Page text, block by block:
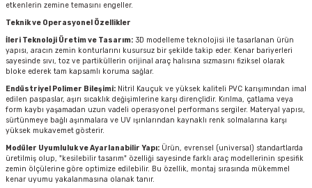
etkenlerin zemine temasını engeller.
Teknik ve Operasyonel Özellikler
İleri Teknoloji Üretim ve Tasarım: 3D modelleme teknolojisi ile tasarlanan ürün
yapısı, aracın zemin konturlarını kusursuz bir şekilde takip eder. Kenar bariyerleri
sayesinde sıvı, toz ve partiküllerin orijinal araç halısına sızmasını fiziksel olarak
bloke ederek tam kapsamlı koruma sağlar.
Endüstriyel Polimer Bileşimi: Nitril Kauçuk ve yüksek kaliteli PVC karışımından imal
edilen paspaslar, aşırı sıcaklık değişimlerine karşı dirençlidir. Kırılma, çatlama veya
form kaybı yaşamadan uzun vadeli operasyonel performans sergiler. Materyal yapısı,
sürtünmeye bağlı aşınmalara ve UV ışınlarından kaynaklı renk solmalarına karşı
yüksek mukavemet gösterir.
Modüler Uyumluluk ve Ayarlanabilir Yapı: Ürün, evrensel (universal) standartlarda
üretilmiş olup, "kesilebilir tasarım" özelliği sayesinde farklı araç modellerinin spesifik
zemin ölçülerine göre optimize edilebilir. Bu özellik, montaj sırasında mükemmel
kenar uyumu yakalanmasına olanak tanır.